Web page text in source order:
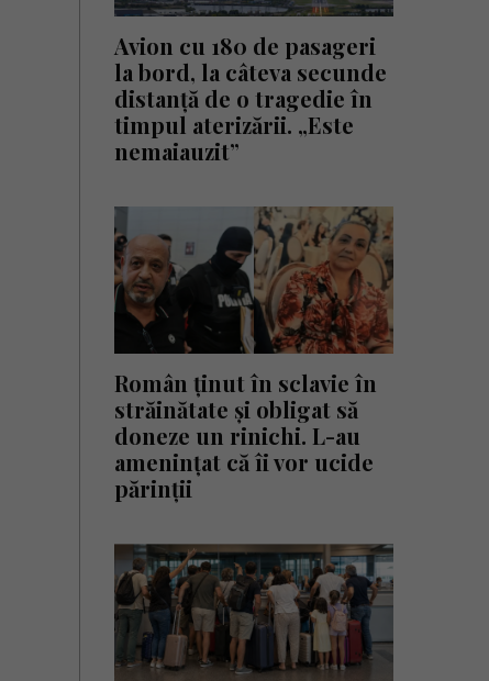
Avion cu 180 de pasageri
la bord, la câteva secunde
distanță de o tragedie în
timpul aterizării. „Este
nemaiauzit”
Român ținut în sclavie în
străinătate și obligat să
doneze un rinichi. L-au
amenințat că îi vor ucide
părinții